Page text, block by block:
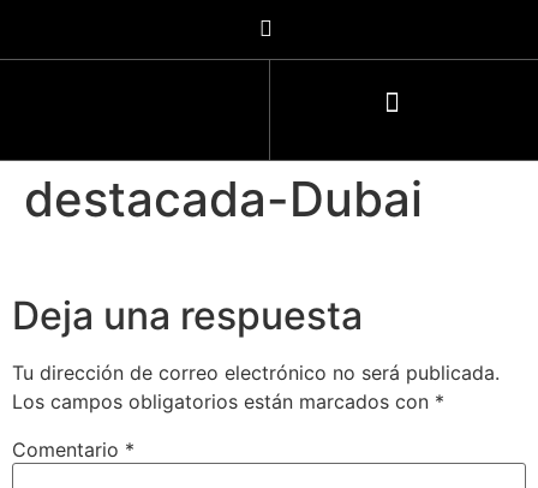
destacada-Dubai
Deja una respuesta
Tu dirección de correo electrónico no será publicada.
Los campos obligatorios están marcados con *
Comentario *